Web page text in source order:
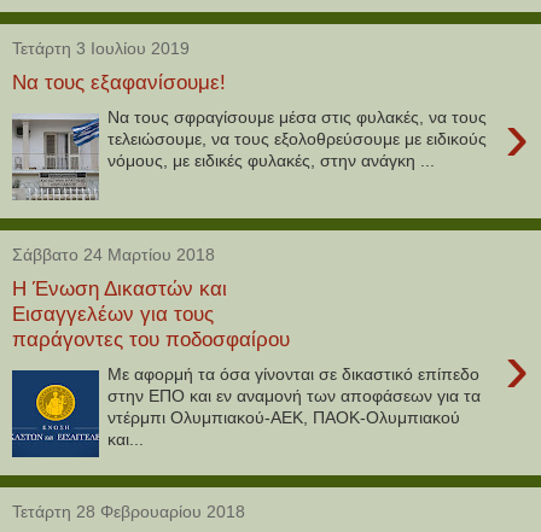
Τετάρτη 3 Ιουλίου 2019
Να τους εξαφανίσουμε!
›
Να τους σφραγίσουμε μέσα στις φυλακές, να τους
τελειώσουμε, να τους εξολοθρεύσουμε με ειδικούς
νόμους, με ειδικές φυλακές, στην ανάγκη ...
Σάββατο 24 Μαρτίου 2018
Η Ένωση Δικαστών και
Εισαγγελέων για τους
παράγοντες του ποδοσφαίρου
›
Με αφορμή τα όσα γίνονται σε δικαστικό επίπεδο
στην ΕΠΟ και εν αναμονή των αποφάσεων για τα
ντέρμπι Ολυμπιακού-ΑΕΚ, ΠΑΟΚ-Ολυμπιακού
και...
Τετάρτη 28 Φεβρουαρίου 2018